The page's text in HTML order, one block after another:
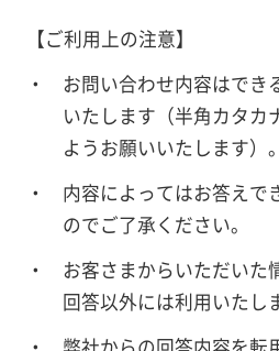
【ご利用上の注意】
お問い合わせ内容はでき
いたします（半角カタカ
ようお願いいたします）。
内容によってはお答えで
のでご了承ください。
お客さまからいただいた
回答以外には利用いたし